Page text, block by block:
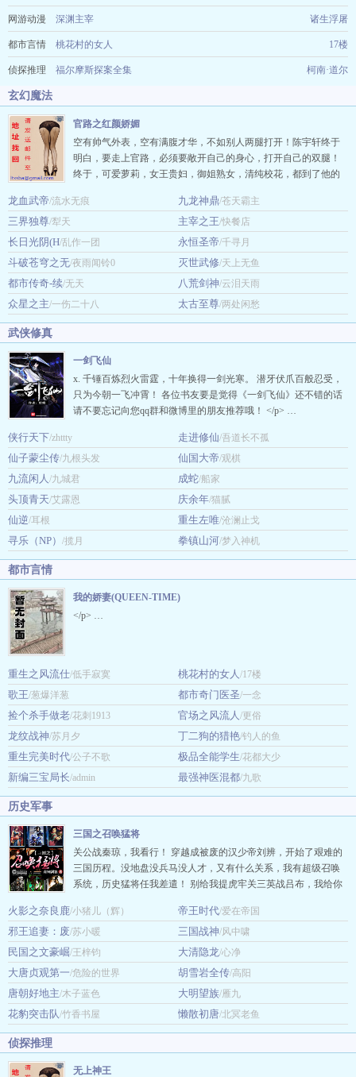
网游动漫 深渊主宰 诸生浮屠
都市言情 桃花村的女人 17楼
侦探推理 福尔摩斯探案全集 柯南·道尔
玄幻魔法
官路之红颜娇媚
空有帅气外表，空有满腹才华，不如别人两腿打开！陈宇轩终于
明白，要走上官路，必须要敞开自己的身心，打开自己的双腿！
终于，可爱萝莉，女王贵妇，御姐熟女，清纯校花，都到了他的
龙血武帝/流水无痕 九龙神鼎/苍天霸主
三界独尊/犁天 主宰之王/快餐店
长日光阴(H/乱作一团 永恒圣帝/千寻月
斗破苍穹之无/夜雨闻铃0 灭世武修/天上无鱼
都市传奇-续/无天 八荒剑神/云泪天雨
众星之主/一伤二十八 太古至尊/两处闲愁
武侠修真
一剑飞仙
x. 千锤百炼烈火雷霆，十年换得一剑光寒。 潜牙伏爪百般忍受，
只为今朝一飞冲霄！ 各位书友要是觉得《一剑飞仙》还不错的话
请不要忘记向您qq群和微博里的朋友推荐哦！ </p> …
侠行天下/zhttty 走进修仙/吾道长不孤
仙子蒙尘传/九根头发 仙国大帝/观棋
九流闲人/九城君 成蛇/船家
头顶青天/艾露恩 庆余年/猫腻
仙逆/耳根 重生左唯/沧澜止戈
寻乐（NP） /揽月 拳镇山河/梦入神机
都市言情
我的娇妻(QUEEN-TIME)
</p> …
重生之风流仕/低手寂寞 桃花村的女人/17楼
歌王/葱爆洋葱 都市奇门医圣/一念
捡个杀手做老/花刺1913 官场之风流人/更俗
龙纹战神/苏月夕 丁二狗的猎艳/钓人的鱼
重生完美时代/公子不歌 极品全能学生/花都大少
新编三宝局长/admin 最强神医混都/九歌
历史军事
三国之召唤猛将
关公战秦琼，我看行！ 穿越成被废的汉少帝刘辨，开始了艰难的
三国历程。没地盘没兵马没人才，又有什么关系，我有超级召唤
系统，历史猛将任我差遣！ 别给我提虎牢关三英战吕布，我给你
五虎上将、五子良将一块来，那劳资就放个大招，召唤个孙猴子
分分钟钟给你秒成渣！ 什么，虚构人物不能召唤？那你给我等
着，朕先去看看说明书怎么写的…… …
火影之奈良鹿/小猪儿（辉） 帝王时代/爱在帝国
邪王追妻：废/苏小暖 三国战神/风中啸
民国之文豪崛/王梓钧 大清隐龙/心净
大唐贞观第一/危险的世界 胡雪岩全传/高阳
唐朝好地主/木子蓝色 大明望族/雁九
花豹突击队/竹香书屋 懒散初唐/北冥老鱼
侦探推理
无上神王